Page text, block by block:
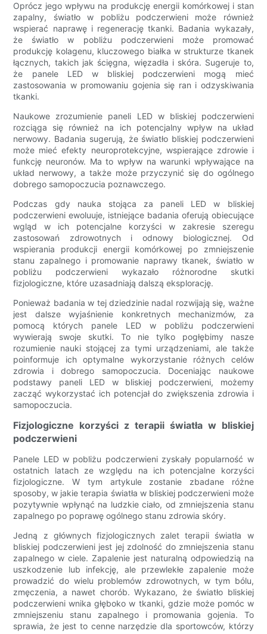
Oprócz jego wpływu na produkcję energii komórkowej i stan
zapalny, światło w pobliżu podczerwieni może również
wspierać naprawę i regenerację tkanki. Badania wykazały,
że światło w pobliżu podczerwieni może promować
produkcję kolagenu, kluczowego białka w strukturze tkanek
łącznych, takich jak ścięgna, więzadła i skóra. Sugeruje to,
że panele LED w bliskiej podczerwieni mogą mieć
zastosowania w promowaniu gojenia się ran i odzyskiwania
tkanki.
Naukowe zrozumienie paneli LED w bliskiej podczerwieni
rozciąga się również na ich potencjalny wpływ na układ
nerwowy. Badania sugerują, że światło bliskiej podczerwieni
może mieć efekty neuroprotekcyjne, wspierające zdrowie i
funkcję neuronów. Ma to wpływ na warunki wpływające na
układ nerwowy, a także może przyczynić się do ogólnego
dobrego samopoczucia poznawczego.
Podczas gdy nauka stojąca za paneli LED w bliskiej
podczerwieni ewoluuje, istniejące badania oferują obiecujące
wgląd w ich potencjalne korzyści w zakresie szeregu
zastosowań zdrowotnych i odnowy biologicznej. Od
wspierania produkcji energii komórkowej po zmniejszenie
stanu zapalnego i promowanie naprawy tkanek, światło w
pobliżu podczerwieni wykazało różnorodne skutki
fizjologiczne, które uzasadniają dalszą eksplorację.
Ponieważ badania w tej dziedzinie nadal rozwijają się, ważne
jest dalsze wyjaśnienie konkretnych mechanizmów, za
pomocą których panele LED w pobliżu podczerwieni
wywierają swoje skutki. To nie tylko pogłębimy nasze
rozumienie nauki stojącej za tymi urządzeniami, ale także
poinformuje ich optymalne wykorzystanie różnych celów
zdrowia i dobrego samopoczucia. Doceniając naukowe
podstawy paneli LED w bliskiej podczerwieni, możemy
zacząć wykorzystać ich potencjał do zwiększenia zdrowia i
samopoczucia.
Fizjologiczne korzyści z terapii światła w bliskiej
podczerwieni
Panele LED w pobliżu podczerwieni zyskały popularność w
ostatnich latach ze względu na ich potencjalne korzyści
fizjologiczne. W tym artykule zostanie zbadane różne
sposoby, w jakie terapia światła w bliskiej podczerwieni może
pozytywnie wpłynąć na ludzkie ciało, od zmniejszenia stanu
zapalnego po poprawę ogólnego stanu zdrowia skóry.
Jedną z głównych fizjologicznych zalet terapii światła w
bliskiej podczerwieni jest jej zdolność do zmniejszenia stanu
zapalnego w ciele. Zapalenie jest naturalną odpowiedzią na
uszkodzenie lub infekcję, ale przewlekłe zapalenie może
prowadzić do wielu problemów zdrowotnych, w tym bólu,
zmęczenia, a nawet chorób. Wykazano, że światło bliskiej
podczerwieni wnika głęboko w tkanki, gdzie może pomóc w
zmniejszeniu stanu zapalnego i promowania gojenia. To
sprawia, że ​​jest to cenne narzędzie dla sportowców, którzy